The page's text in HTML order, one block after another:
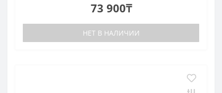
73 900₸
НЕТ В НАЛИЧИИ